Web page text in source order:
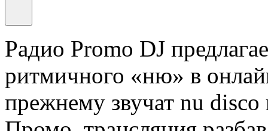
Радио Promo DJ
ритмичного «ню» в
прежнему звучат nu